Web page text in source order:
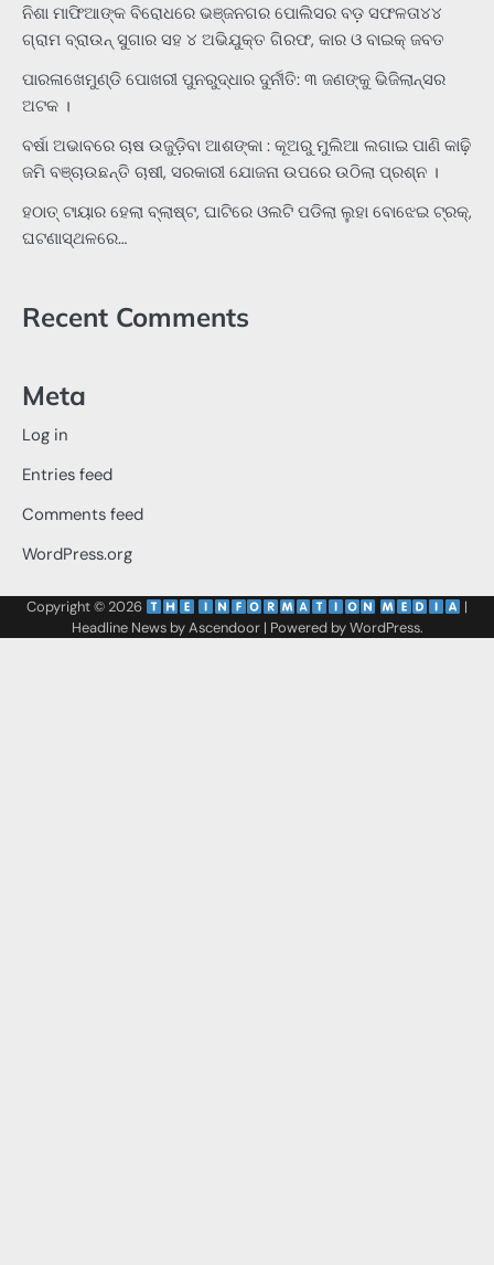
ନିଶା ମାଫିଆଙ୍କ ବିରୋଧରେ ଭଞ୍ଜନଗର ପୋଲିସର ବଡ଼ ସଫଳତା୪୪
ଗ୍ରାମ ବ୍ରାଉନ୍ ସୁଗାର ସହ ୪ ଅଭିଯୁକ୍ତ ଗିରଫ, କାର ଓ ବାଇକ୍ ଜବତ
ପାରଳାଖେମୁଣ୍ଡି ପୋଖରୀ ପୁନରୁଦ୍ଧାର ଦୁର୍ନୀତି: ୩ ଜଣଙ୍କୁ ଭିଜିଲାନ୍ସର
ଅଟକ ।
ବର୍ଷା ଅଭାବରେ ଚାଷ ଉଜୁଡ଼ିବା ଆଶଙ୍କା : କୂଅରୁ ମୁଲିଆ ଲଗାଇ ପାଣି କାଢ଼ି
ଜମି ବଞ୍ଚାଉଛନ୍ତି ଚାଷୀ, ସରକାରୀ ଯୋଜନା ଉପରେ ଉଠିଲା ପ୍ରଶ୍ନ ।
ହଠାତ୍‌ ଟାୟାର ହେଲା ବ୍ଲାଷ୍ଟ, ଘାଟିରେ ଓଲଟି ପଡିଲା ଲୁହା ବୋଝେଇ ଟ୍ରକ୍‌,
ଘଟଣାସ୍ଥଳରେ…
Recent Comments
Meta
Log in
Entries feed
Comments feed
WordPress.org
Copyright © 2026
|
Headline News byAscendoor| Powered byWordPress.